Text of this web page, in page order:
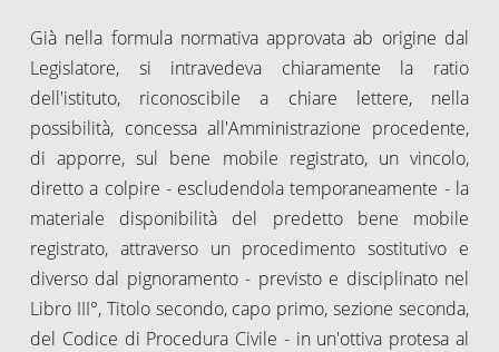
Già nella formula normativa approvata ab origine dal
Legislatore, si intravedeva chiaramente la ratio
dell'istituto, riconoscibile a chiare lettere, nella
possibilità, concessa all'Amministrazione procedente,
di apporre, sul bene mobile registrato, un vincolo,
diretto a colpire - escludendola temporaneamente - la
materiale disponibilità del predetto bene mobile
registrato, attraverso un procedimento sostitutivo e
diverso dal pignoramento - previsto e disciplinato nel
Libro III°, Titolo secondo, capo primo, sezione seconda,
del Codice di Procedura Civile - in un'ottiva protesa al